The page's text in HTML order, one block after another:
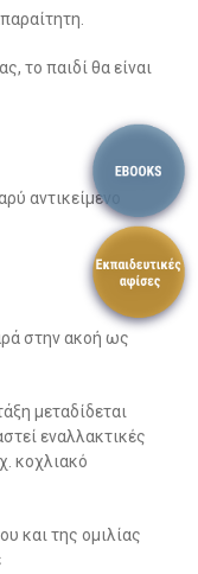
το παιδί θα είναι
αντικείμενο
στην ακοή ως
μεταδίδεται
εναλλακτικές
κοχλιακό
και της ομιλίας